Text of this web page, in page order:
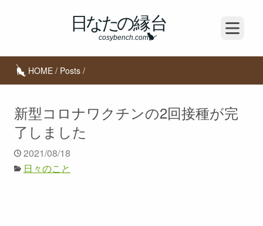
Open
HOME / Posts /
新型コロナワクチンの2回接種が完
了しました
2021/08/18
日々のこと